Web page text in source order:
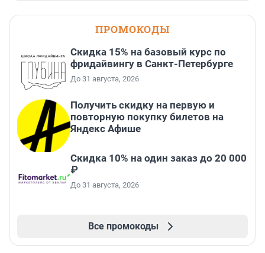
ПРОМОКОДЫ
Скидка 15% на базовый курс по
фридайвингу в Санкт-Петербурге
До 31 августа, 2026
Получить скидку на первую и
повторную покупку билетов на
Яндекс Афише
Скидка 10% на один заказ до 20 000
₽
До 31 августа, 2026
Все промокоды